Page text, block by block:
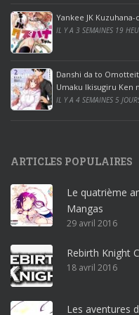
ff
i
c
e
2
0
1
r
o
ff
i
c
e
3
Yankee JK
IL Y A 3 SEMAINES 19
Danshi da to
Umaku Ikisugiru Ken
IL Y A 4 SEMAINES 5
ARTICLES POPULAIRES
Le quatrième
Mangas
29 avril 2016
Rebirth Knight
18 avril 2016
Les aventures